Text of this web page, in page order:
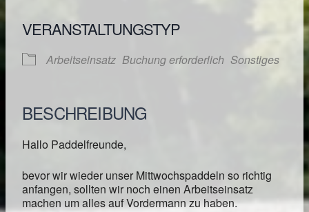
VERANSTALTUNGSTYP
Arbeitseinsatz Buchung erforderlich Sonstiges
BESCHREIBUNG
Hallo Paddelfreunde,
bevor wir wieder unser Mittwochspaddeln so richtig
anfangen, sollten wir noch einen Arbeitseinsatz
machen um alles auf Vordermann zu haben.